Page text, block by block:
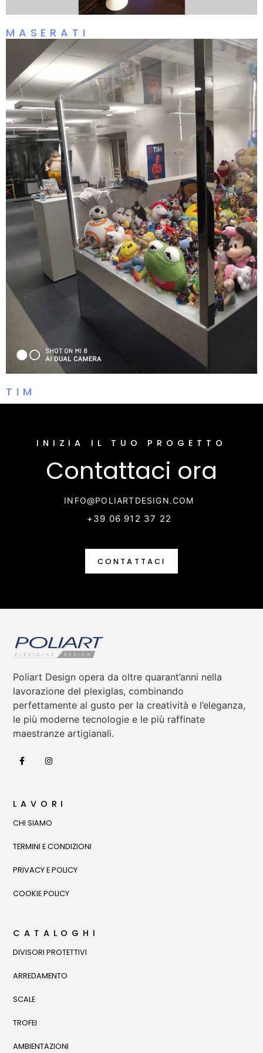
MASERATI
TIM
INIZIA IL TUO PROGETTO
Contattaci ora
INFO@POLIARTDESIGN.COM
+39 06 912 37 22
CONTATTACI
Poliart Design opera da oltre quarant’anni nella
lavorazione del plexiglas, combinando
perfettamente al gusto per la creatività e l’eleganza,
le più moderne tecnologie e le più raffinate
maestranze artigianali.
LAVORI
CHI SIAMO
TERMINI E CONDIZIONI
PRIVACY E POLICY
COOKIE POLICY
CATALOGHI
DIVISORI PROTETTIVI
ARREDAMENTO
SCALE
TROFEI
AMBIENTAZIONI